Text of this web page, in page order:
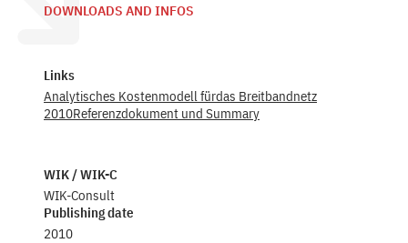
DOWNLOADS AND INFOS
Links
Analytisches Kostenmodell fürdas Breitbandnetz
2010Referenzdokument und Summary
WIK / WIK-C
WIK-Consult
Publishing date
2010